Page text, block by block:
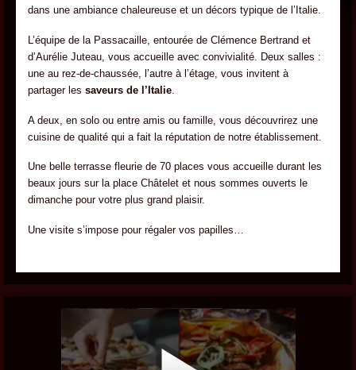
dans une ambiance chaleureuse et un décors typique de l’Italie.
L’équipe de la Passacaille, entourée de Clémence Bertrand et
d’Aurélie Juteau, vous accueille avec convivialité. Deux salles :
une au rez-de-chaussée, l’autre à l’étage, vous invitent à
partager les saveurs de l’Italie
A deux, en solo ou entre amis ou famille, vous découvrirez une
cuisine de qualité qui a fait la réputation de notre établissement.
Une belle terrasse fleurie de 70 places vous accueille durant les
beaux jours sur la place Châtelet et nous sommes ouverts le
dimanche pour votre plus grand plaisir.
Une visite s’impose pour régaler vos papilles…